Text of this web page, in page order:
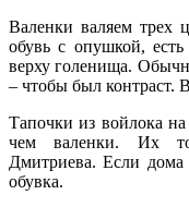
Валенки валяем трех
обувь с опушкой,
верху голенища.
– чтобы был контраст.
Тапочки из войлока
чем валенки. Их
Дмитриева. Если
обувка.